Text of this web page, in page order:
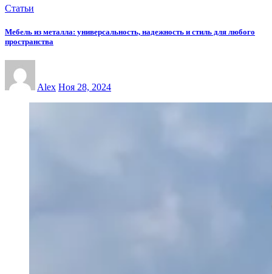
Статьи
Мебель из металла: универсальность, надежность и стиль для любого
пространства
Alex Ноя 28, 2024